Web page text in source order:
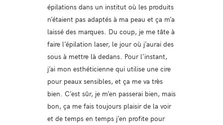
épilations dans un institut où les produits
n’étaient pas adaptés à ma peau et ça m’a
laissé des marques. Du coup, je me tâte à
faire l’épilation laser, le jour où j’aurai des
sous à mettre là dedans. Pour l’instant,
j’ai mon esthéticienne qui utilise une cire
pour peaux sensibles, et ça me va très
bien. C’est sûr, je m’en passerai bien, mais
bon, ça me fais toujours plaisir de la voir
et de temps en temps j’en profite pour